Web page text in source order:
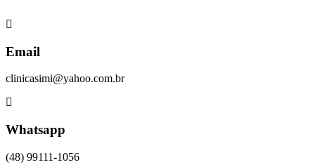
to
Email
clinicasimi@yahoo.com.br
Whatsapp
(48) 99111-1056